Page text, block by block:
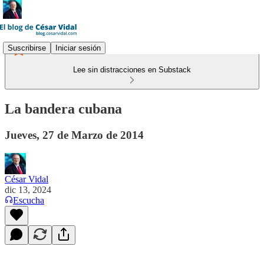
Suscribirse Iniciar sesión
Lee sin distracciones en Substack
La bandera cubana
Jueves, 27 de Marzo de 2014
César Vidal
dic 13, 2024
Escucha